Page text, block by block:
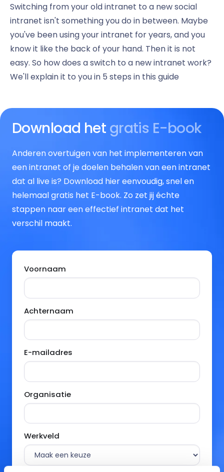
Switching from your old intranet to a new social
intranet isn't something you do in between. Maybe
you've been using your intranet for years, and you
know it like the back of your hand. Then it is not
easy. So how does a switch to a new intranet work?
We'll explain it to you in 5 steps in this guide
Download het gratis E-book
Anderen overtuigen van het implementeren van
een intranet of je doelen behalen van een intranet
dat al live is? Download hier eenvoudig, snel en
helemaal gratis het E-book. Zo zet jij échte
stappen naar een effectief intranet dat het
verschil maakt.
Voornaam
Achternaam
E-mailadres
Organisatie
Werkveld